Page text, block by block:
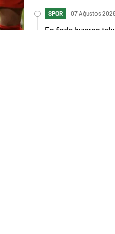
SPOR 07 Ağustos
En fazla kızaran